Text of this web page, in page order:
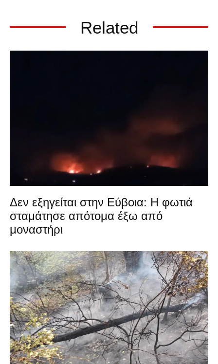
Related
Δεν εξηγείται στην Εύβοια: Η φωτιά
σταμάτησε απότομα έξω από
μοναστήρι